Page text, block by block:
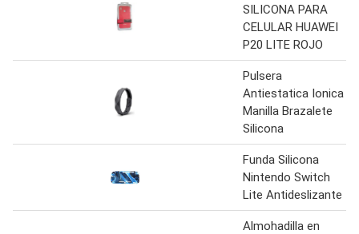
SILICONA PARA
CELULAR HUAWEI
P20 LITE ROJO
Pulsera
Antiestatica Ionica
Manilla Brazalete
Silicona
Funda Silicona
Nintendo Switch
Lite Antideslizante
Almohadilla en